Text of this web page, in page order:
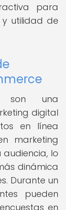
para
utilidad de
son una
digital
en línea
marketing
lo
dinámica
Durante un
pueden
en